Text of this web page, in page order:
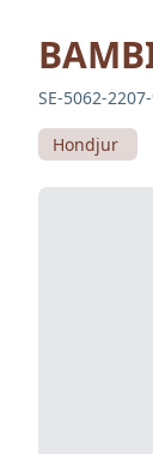
SE-5062-
Hondjur